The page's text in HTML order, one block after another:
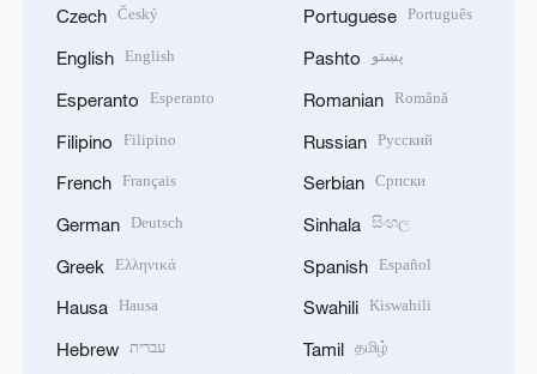
Czech Český
English English
Esperanto Esperanto
Filipino Filipino
French Français
German Deutsch
Greek Ελληνικά
Hausa Hausa
Hebrew עברית
Portuguese Português
Pashto پښتو
Romanian Română
Russian Русский
Serbian Српски
Sinhala සිංහල
Spanish Español
Swahili Kiswahili
Tamil தமிழ்